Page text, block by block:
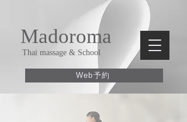
Web予約
Madoroma
Thai massage & School